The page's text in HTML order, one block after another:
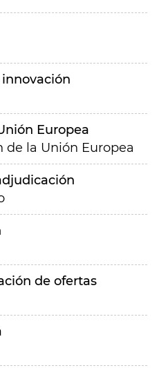
Europea
de la Unión Europea
de ofertas